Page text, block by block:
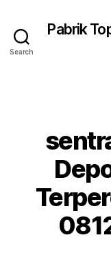
Search
Pabrik